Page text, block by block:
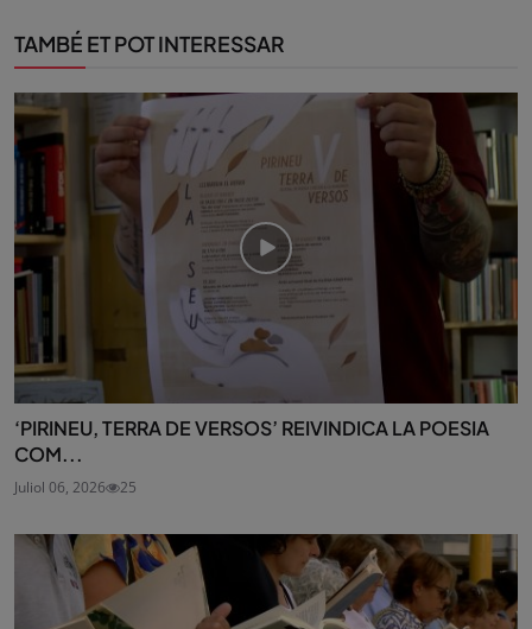
TAMBÉ ET POT INTERESSAR
‘PIRINEU, TERRA DE VERSOS’ REIVINDICA LA POESIA
COM...
Juliol 06, 2026 25